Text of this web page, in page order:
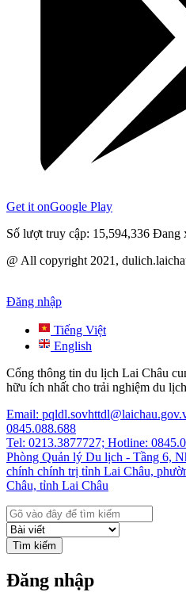
Get it onGoogle Play
Số lượt truy cập: 15,594,336 Đang
@ All copyright 2021,
Đăng nhập
Tiếng Việt
English
Cổng thông tin du lịch Lai Châu
hữu ích nhất cho trải nghiệm du
Email:
0845.088.688
Tel: 0213.3877727; Hotline:
Phòng Quản lý Du lịch - Tầng 6,
chính chính trị tỉnh Lai Châu,
Châu, tỉnh Lai Châu
Tìm kiếm
Đăng nhập